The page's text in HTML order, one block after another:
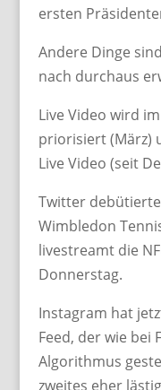
ersten
Andere Dinge
nach durchaus
Live Video wird
priorisiert (März)
Live Video (seit
Twitter
Wimbledon
livestreamt die
Donnerstag.
Instagram hat
Feed, der wie bei
Algorithmus
zweites eher